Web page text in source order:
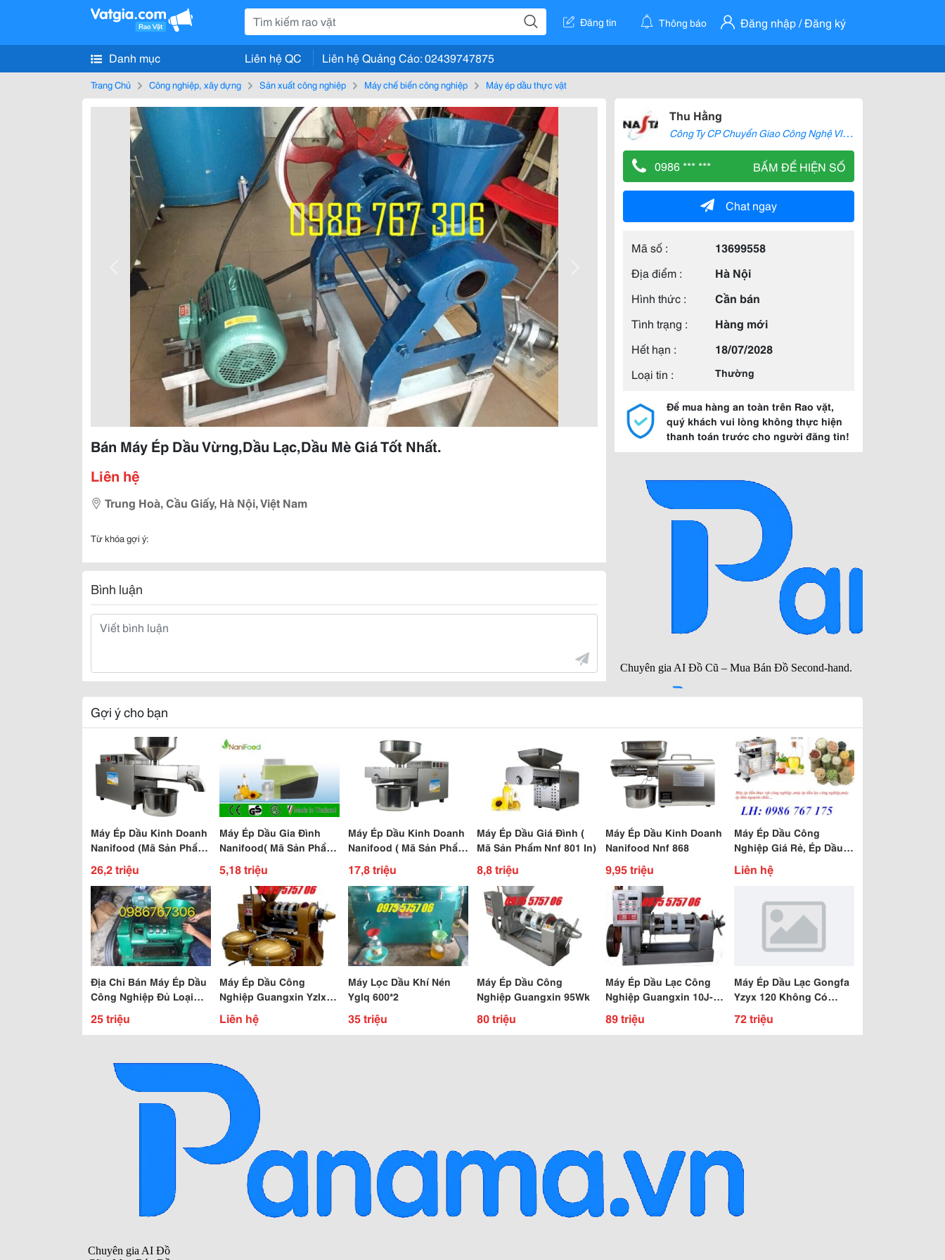
Đăng tin Thông báo Đăng nhập / Đăng ký
Danh mục Liên hệ QC Liên hệ Quảng Cáo: 02439747875
Trang Chủ Công nghiệp, xây dựng Sản xuất công nghiệp Máy chế biến công nghiệp Máy ép dầu thực vật
Bán Máy Ép Dầu Vừng,Dầu Lạc,Dầu Mè Giá Tốt Nhất.
Liên hệ
Trung Hoà, Cầu Giấy, Hà Nội, Việt Nam
Từ khóa gợi ý:
Bình luận
Thu Hằng
C
ông Ty CP Chuyển Giao Công Nghệ VINASTAR
0986 *** *** BẤM ĐỂ HIỆN SỐ
Chat ngay
Mã số :
13699558
Địa điểm :
Hà Nội
Hình thức :
Cần bán
Tình trạng :
Hàng mới
Hết hạn :
18/07/2028
Loại tin :
Thường
Để mua hàng an toàn trên Rao vặt,
quý khách vui lòng không thực hiện
thanh toán trước cho người đăng tin!
Gợi ý cho bạn
Máy Ép Dầu Kinh Doanh
Nanifood (Mã Sản Phẩm
Nnf 808A)
26,2 triệu
Máy Ép Dầu Gia Đình
Nanifood( Mã Sản Phẩm
5,18 triệu
Máy Ép Dầu Kinh Doanh
Nanifood ( Mã Sản Phẩm
Nnf 807A )
17,8 triệu
Máy Ép Dầu Giá Đình (
Mã Sản Phẩm Nnf 801 In)
8,8 triệu
Máy Ép Dầu Kinh Doanh
Nanifood Nnf 868
9,95 triệu
Máy Ép Dầu Công
Nghiệp Giá Rẻ, Ép Dầu
10Kg/1H
Liên hệ
Địa Chỉ Bán Máy Ép Dầu
Công Nghiệp Đủ Loại
Công Suất Nghệ An,Diễn
Châu,Nam Đàn,Thanh
25 triệu
Máy Ép Dầu Công
Nghiệp Guangxin Yzlxq
140
Liên hệ
Máy Lọc Dầu Khí Nén
Yglq 600*2
35 triệu
Máy Ép Dầu Công
Nghiệp Guangxin 95Wk
80 triệu
Máy Ép Dầu Lạc Công
Nghiệp Guangxin 10J-
2Wk
89 triệu
Máy Ép Dầu Lạc Gongfa
Yzyx 120 Không Có
Bảng Điều Khiển Nhiệt
72 triệu